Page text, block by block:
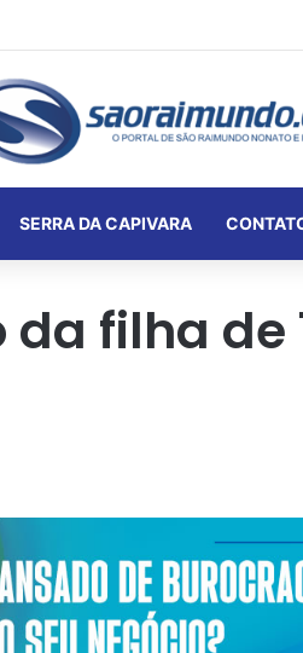
SERRA DA CAPIVARA
filha de